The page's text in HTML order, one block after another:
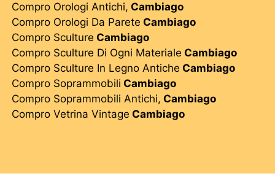
Compro Orologi Antichi, Cambiago
Compro Orologi Da Parete Cambiago
Compro Sculture Cambiago
Compro Sculture Di Ogni Materiale Cambiago
Compro Sculture In Legno Antiche Cambiago
Compro Soprammobili Cambiago
Compro Soprammobili Antichi, Cambiago
Compro Vetrina Vintage Cambiago